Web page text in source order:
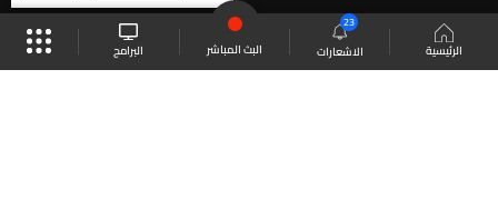
الرئيسية الاشعارات
23
البث المباشر البرامج
موقع البرامج الجدول البث المباشر